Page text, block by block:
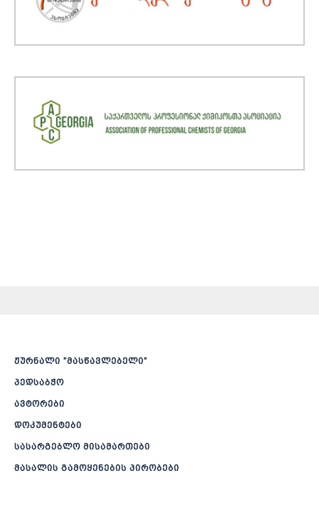
ჟურნალი ”მასწავლებელი”
პედსაბჭო
ავტორები
დოკუმენტები
სასარგებლო მისამართები
მასალის გამოყენების პირობები